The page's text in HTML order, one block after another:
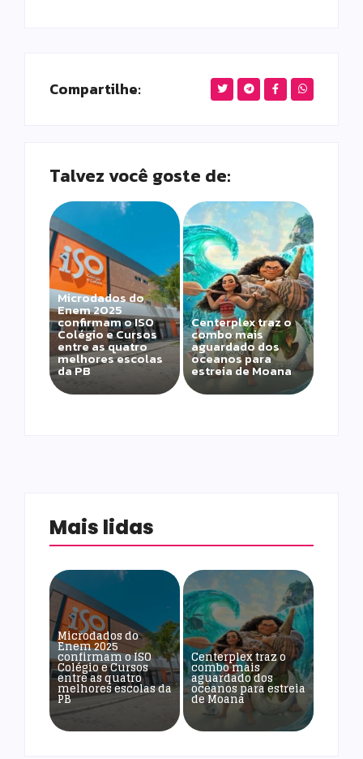
Compartilhe:
Talvez você goste de:
Microdados do
Enem 2025
confirmam o ISO
Colégio e Cursos
entre as quatro
melhores escolas
da PB
Centerplex traz o
combo mais
aguardado dos
oceanos para
estreia de Moana
Mais lidas
Microdados do
Enem 2025
confirmam o ISO
Colégio e Cursos
entre as quatro
melhores escolas da
PB
Centerplex traz o
combo mais
aguardado dos
oceanos para estreia
de Moana